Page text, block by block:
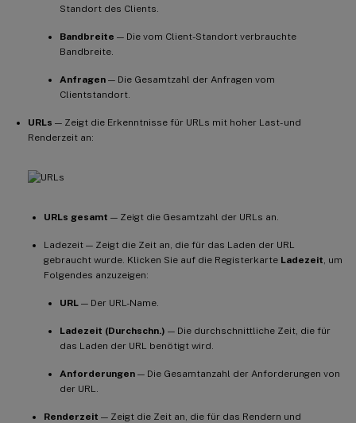
Standort des Clients.
Bandbreite — Die vom Client-Standort verbrauchte
Bandbreite.
Anfragen — Die Gesamtzahl der Anfragen vom
Clientstandort.
URLs — Zeigt die Erkenntnisse für URLs mit hoher Last- und
Renderzeit an:
URLs gesamt — Zeigt die Gesamtzahl der URLs an.
Ladezeit — Zeigt die Zeit an, die für das Laden der URL
gebraucht wurde. Klicken Sie auf die Registerkarte Ladezeit , um
Folgendes anzuzeigen:
URL — Der URL-Name.
Ladezeit (Durchschn.) — Die durchschnittliche Zeit, die für
das Laden der URL benötigt wird.
Anforderungen — Die Gesamtanzahl der Anforderungen von
der URL.
Renderzeit — Zeigt die Zeit an, die für das Rendern und